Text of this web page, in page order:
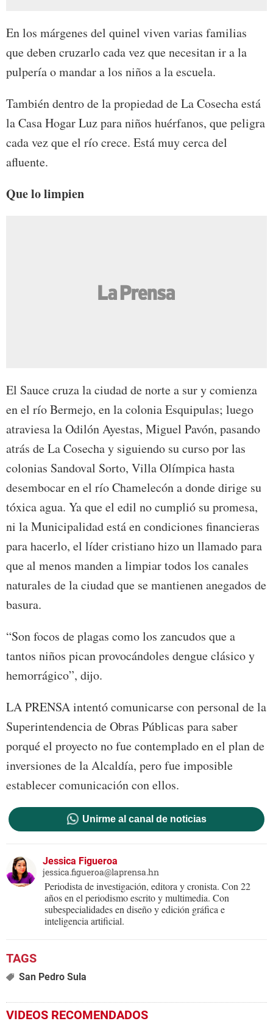
En los márgenes del quinel viven varias familias
que deben cruzarlo cada vez que necesitan ir a la
pulpería o mandar a los niños a la escuela.
También dentro de la propiedad de La Cosecha está
la Casa Hogar Luz para niños huérfanos, que peligra
cada vez que el río crece. Está muy cerca del
afluente.
Que lo limpien
El Sauce cruza la ciudad de norte a sur y comienza
en el río Bermejo, en la colonia Esquipulas; luego
atraviesa la Odilón Ayestas, Miguel Pavón, pasando
atrás de La Cosecha y siguiendo su curso por las
colonias Sandoval Sorto, Villa Olímpica hasta
desembocar en el río Chamelecón a donde dirige su
tóxica agua. Ya que el edil no cumplió su promesa,
ni la Municipalidad está en condiciones financieras
para hacerlo, el líder cristiano hizo un llamado para
que al menos manden a limpiar todos los canales
naturales de la ciudad que se mantienen anegados de
basura.
“Son focos de plagas como los zancudos que a
tantos niños pican provocándoles dengue clásico y
hemorrágico”, dijo.
LA PRENSA intentó comunicarse con personal de la
Superintendencia de Obras Públicas para saber
porqué el proyecto no fue contemplado en el plan de
inversiones de la Alcaldía, pero fue imposible
establecer comunicación con ellos.
Unirme al canal de noticias
Jessica Figueroa
jessica.figueroa@laprensa.hn
Periodista de investigación, editora y cronista. Con 22
años en el periodismo escrito y multimedia. Con
subespecialidades en diseño y edición gráfica e
inteligencia artificial.
San Pedro Sula
VIDEOS RECOMENDADOS